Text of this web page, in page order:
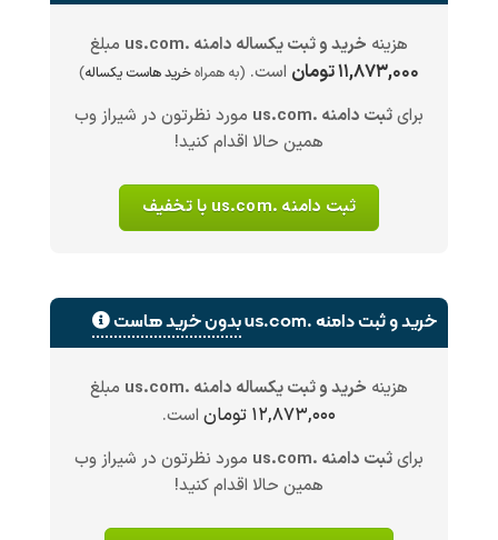
هزینه خرید و ثبت یکساله دامنه .us.com مبلغ
۱۱,۸۷۳,۰۰۰ تومان است. (به همراهخرید هاست یکساله)
برایثبت دامنه .us.com
مورد نظرتون در شیراز وب
همین حالا اقدام کنید!
ثبت دامنه .us.com با تخفیف
خرید و ثبت دامنه .us.com بدون خرید هاست
هزینه خرید و ثبت یکساله دامنه .us.com مبلغ
۱۲,۸۷۳,۰۰۰ تومان
است.
برایثبت دامنه .us.com
مورد نظرتون در شیراز وب
همین حالا اقدام کنید!